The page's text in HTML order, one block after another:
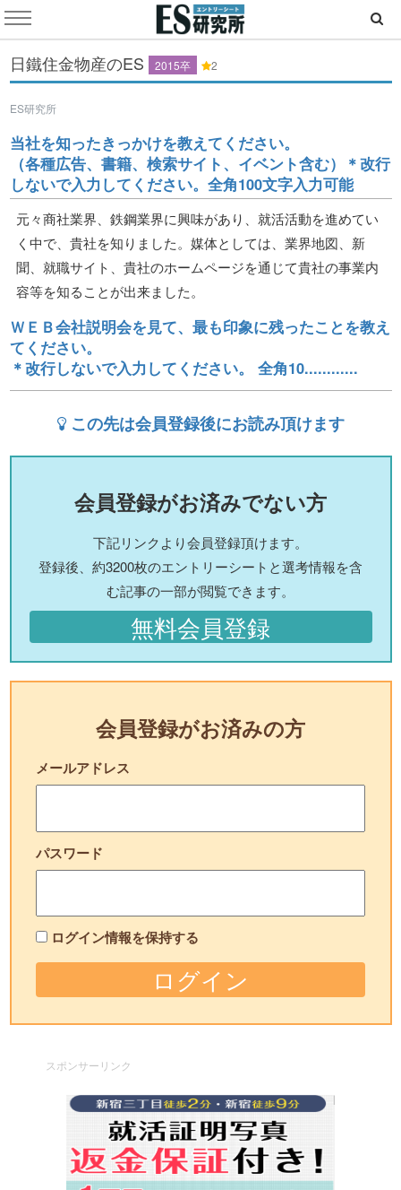
日鐵住金物産のES 2015卒 2
ES研究所
当社を知ったきっかけを教えてください。
（各種広告、書籍、検索サイト、イベント含む）＊改行
しないで入力してください。全角100文字入力可能
元々商社業界、鉄鋼業界に興味があり、就活活動を進めてい
く中で、貴社を知りました。媒体としては、業界地図、新
聞、就職サイト、貴社のホームページを通じて貴社の事業内
容等を知ることが出来ました。
ＷＥＢ会社説明会を見て、最も印象に残ったことを教え
てください。
＊改行しないで入力してください。 全角10............
この先は会員登録後にお読み頂けます
会員登録がお済みでない方
下記リンクより会員登録頂けます。
登録後、約3200枚のエントリーシートと選考情報を含
む記事の一部が閲覧できます。
無料会員登録
会員登録がお済みの方
メールアドレス
パスワード
ログイン情報を保持する
スポンサーリンク